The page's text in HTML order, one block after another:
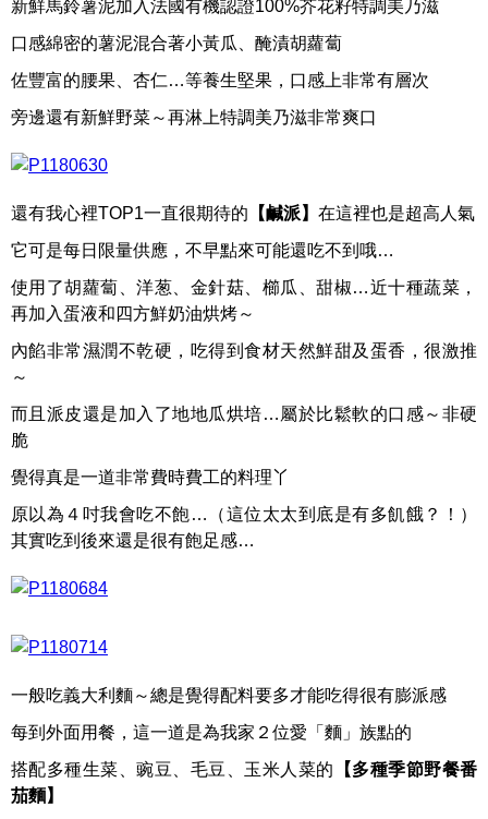
新鮮馬鈴薯泥加入法國有機認證100%芥花籽特調美乃滋
口感綿密的薯泥混合著小黃瓜、醃漬胡蘿蔔
佐豐富的腰果、杏仁…等養生堅果，口感上非常有層次
旁邊還有新鮮野菜～再淋上特調美乃滋非常爽口
還有我心裡TOP1一直很期待的 【鹹派】 在這裡也是超高人氣
它可是每日限量供應，不早點來可能還吃不到哦…
使用了胡蘿蔔、洋葱、金針菇、櫛瓜、甜椒…近十種蔬菜，
再加入蛋液和四方鮮奶油烘烤～
內餡非常濕潤不乾硬，吃得到食材天然鮮甜及蛋香，很激推
～
而且派皮還是加入了地地瓜烘培…屬於比鬆軟的口感～非硬
脆
覺得真是一道非常費時費工的料理丫
原以為４吋我會吃不飽…（這位太太到底是有多飢餓？！）
其實吃到後來還是很有飽足感…
一般吃義大利麵～總是覺得配料要多才能吃得很有膨派感
每到外面用餐，這一道是為我家２位愛「麵」族點的
搭配多種生菜、豌豆、毛豆、玉米人菜的 【多種季節野餐番
茄麵】